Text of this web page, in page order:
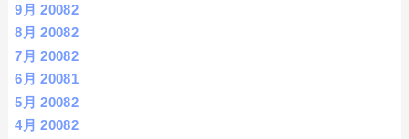
9月 20082
8月 20082
7月 20082
6月 20081
5月 20082
4月 20082